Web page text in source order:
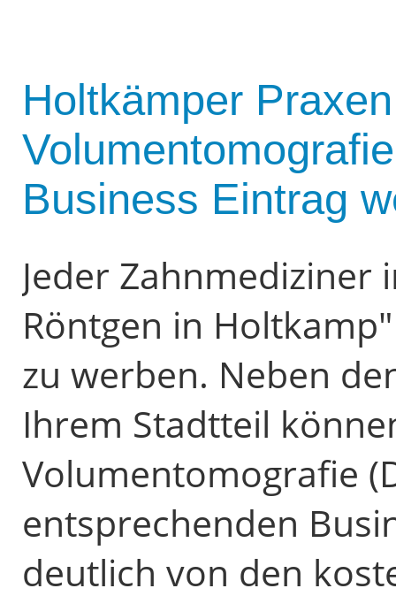
Holtkämper
Business Eintrag
Jeder Zahnmediziner
Röntgen in
zu werben. Neben
Ihrem Stadtteil
Volumentomografie
entsprechenden
deutlich von den